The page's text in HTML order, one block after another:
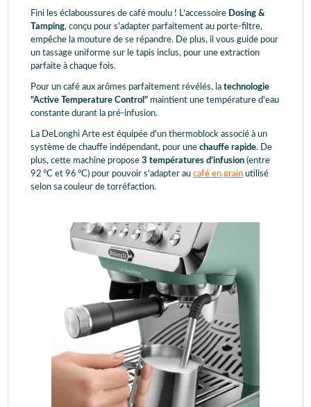
Fini les éclaboussures de café moulu ! L'accessoire Dosing &
Tamping, conçu pour s'adapter parfaitement au porte-filtre,
empêche la mouture de se répandre. De plus, il vous guide pour
un tassage uniforme sur le tapis inclus, pour une extraction
parfaite à chaque fois.
Pour un café aux arômes parfaitement révélés, la technologie
"Active Temperature Control" maintient une température d'eau
constante durant la pré-infusion.
La DeLonghi Arte est équipée d'un thermoblock associé à un
système de chauffe indépendant, pour une chauffe rapide. De
plus, cette machine propose 3 températures d’infusion (entre
92 °C et 96 °C) pour pouvoir s'adapter au café en grain utilisé
selon sa couleur de torréfaction.